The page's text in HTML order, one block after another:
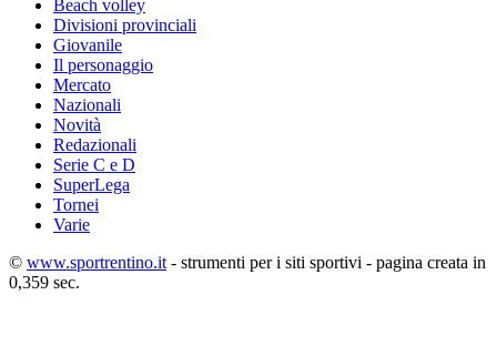
Beach volley
Divisioni provinciali
Giovanile
Il personaggio
Mercato
Nazionali
Novità
Redazionali
Serie C e D
SuperLega
Tornei
Varie
© www.sportrentino.it- strumenti per i siti sportivi - pagina creata in
0,359 sec.